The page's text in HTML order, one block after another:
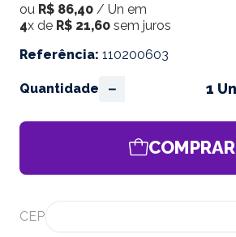
ou R$ 86,40 / Un em
4x de R$ 21,60 sem juros
Referência: 110200603
Quantidade －
COMPRAR
CEP